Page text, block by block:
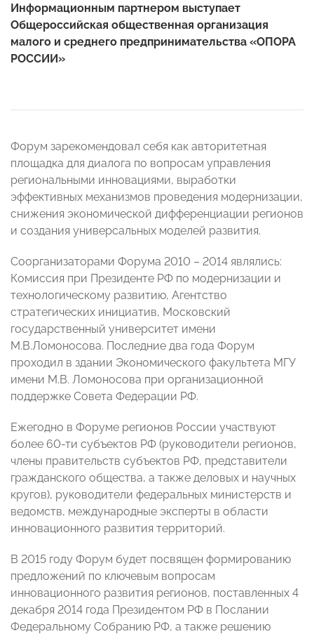
Информационным партнером выступает
Общероссийская общественная организация
малого и среднего предпринимательства «ОПОРА
РОССИИ»
Форум зарекомендовал себя как авторитетная
площадка для диалога по вопросам управления
региональными инновациями, выработки
эффективных механизмов проведения модернизации,
снижения экономической дифференциации регионов
и создания универсальных моделей развития.
Соорганизаторами Форума 2010 – 2014 являлись:
Комиссия при Президенте РФ по модернизации и
технологическому развитию, Агентство
стратегических инициатив, Московский
государственный университет имени
М.В.Ломоносова. Последние два года Форум
проходил в здании Экономического факультета МГУ
имени М.В. Ломоносова при организационной
поддержке Совета Федерации РФ.
Ежегодно в Форуме регионов России участвуют
более 60-ти субъектов РФ (руководители регионов,
члены правительств субъектов РФ, представители
гражданского общества, а также деловых и научных
кругов), руководители федеральных министерств и
ведомств, международные эксперты в области
инновационного развития территорий.
В 2015 году Форум будет посвящен формированию
предложений по ключевым вопросам
инновационного развития регионов, поставленных 4
декабря 2014 года Президентом РФ в Послании
Федеральному Собранию РФ, а также решению